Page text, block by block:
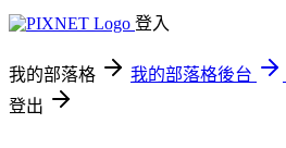
登入
我的部落格 我的部落格後台
登出